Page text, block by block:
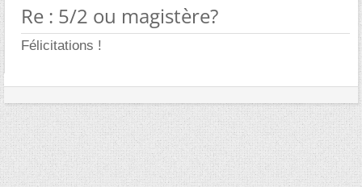
Re : 5/2 ou magistère?
Félicitations !